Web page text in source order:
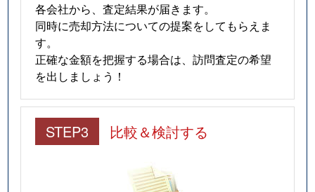
各会社から、査定結果が届きます。
同時に売却方法についての提案をしてもらえま
す。
正確な金額を把握する場合は、訪問査定の希望
を出しましょう！
STEP3 比較＆検討する